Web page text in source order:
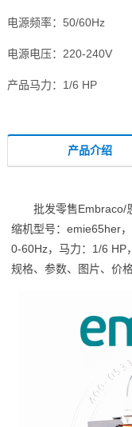
电源频率：50/60Hz
电源电压：220-240V
产品马力：1/6 HP
产品介绍
批发零售Embraco/
缩机型号：emie65her
0-60Hz，马力：1/6 HP
规格、参数、图片、价格